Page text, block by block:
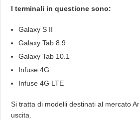
I terminali in questione sono:
Galaxy S II
Galaxy Tab 8.9
Galaxy Tab 10.1
Infuse 4G
Infuse 4G LTE
Si tratta di modelli destinati al mercato
uscita.